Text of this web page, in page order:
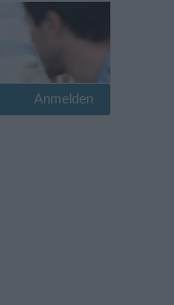
Anmelden